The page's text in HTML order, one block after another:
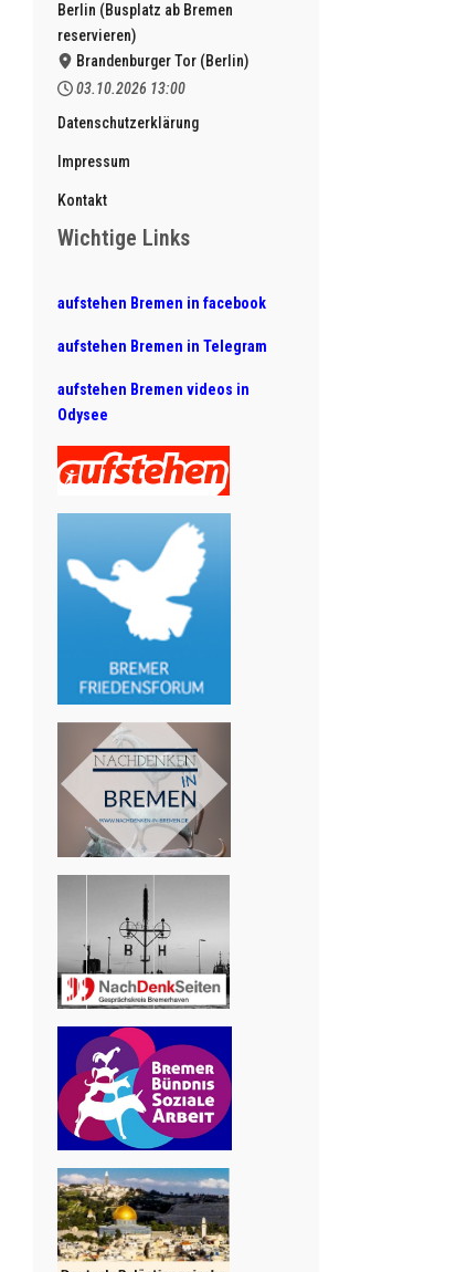
Berlin (Busplatz ab Bremen
reservieren)
Brandenburger Tor (Berlin)
03.10.2026 13:00
Datenschutzerklärung
Impressum
Kontakt
Wichtige Links
aufstehen Bremen in facebook
aufstehen Bremen in Telegram
aufstehen Bremen videos in
Odysee